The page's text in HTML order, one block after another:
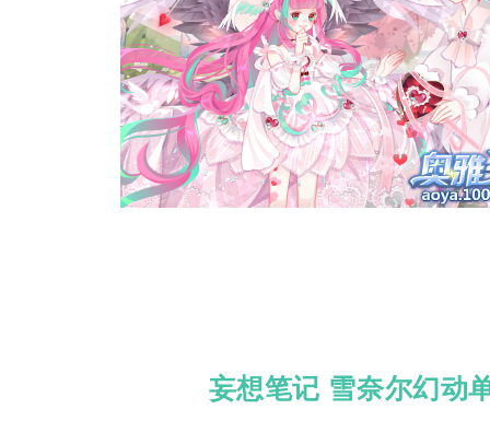
妄想笔记 雪奈尔幻动